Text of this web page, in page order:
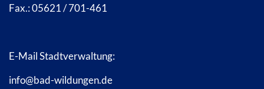
Fax.: 05621 / 701-461
E-Mail Stadtverwaltung:
info@bad-wildungen.de